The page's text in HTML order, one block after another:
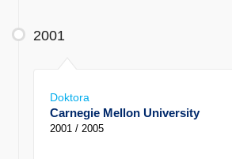
2001
Doktora
Carnegie Mellon University
2001 / 2005